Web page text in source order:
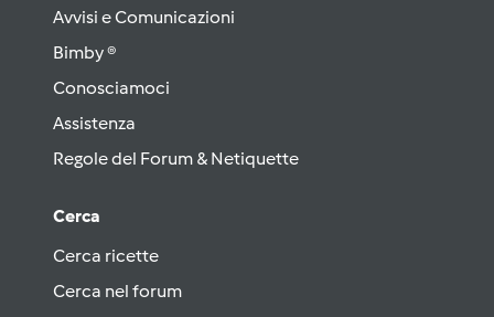
Avvisi e Comunicazioni
Bimby ®
Conosciamoci
Assistenza
Regole del Forum & Netiquette
Cerca
Cerca ricette
Cerca nel forum